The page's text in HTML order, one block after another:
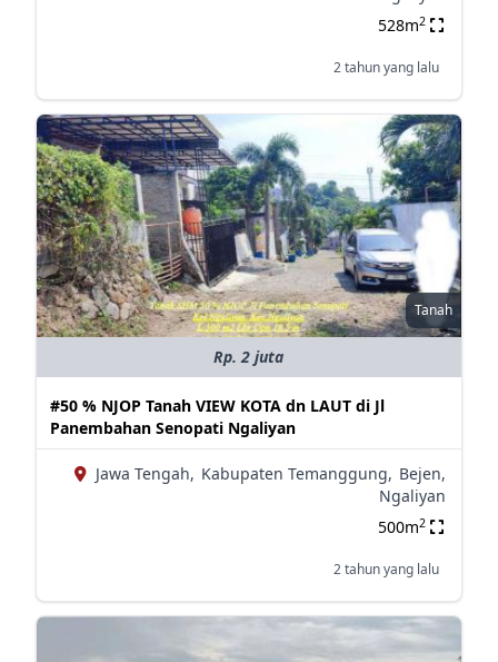
528m2
2 tahun yang lalu
Tanah
Rp. 2 juta
#50 % NJOP Tanah VIEW KOTA dn LAUT di Jl
Panembahan Senopati Ngaliyan
Jawa Tengah, Kabupaten Temanggung, Bejen,
Ngaliyan
500m2
2 tahun yang lalu